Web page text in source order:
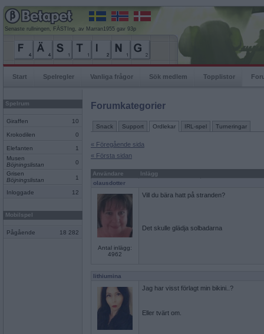
Senaste rullningen, FÄSTIng, av Marran1955 gav 93p
Start Spelregler Vanliga frågor Sök medlem Topplistor
Spelrum
Giraffen 10
Krokodilen 0
Elefanten
1
Musen
Böjningslistan
0
Grisen
Böjningslistan
1
Inloggade 12
Mobilspel
Pågående 18 282
Forumkategorier
Snack Support Ordlekar IRL-spel Turneringar
« Föregående sida
« Första sidan
Användare
Inlägg
olausdotter
Antal inlägg:
4962
Vill du bära hatt på stranden?
Det skulle glädja solbadarna
lithiumina
Jag har visst förlagt min bikini..?
Eller tvärt om.